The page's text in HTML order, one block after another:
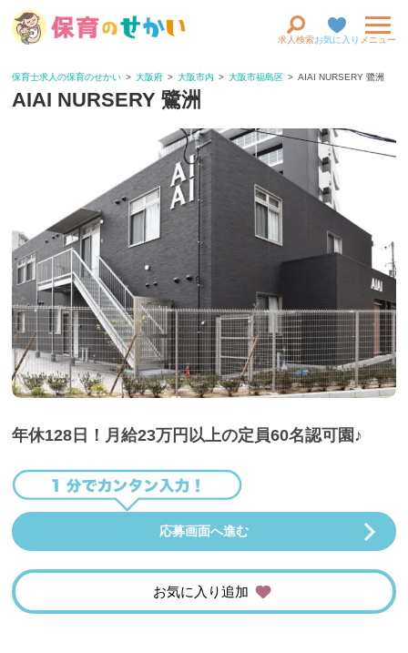
求人検索お気に入り メニュー
保育士求人の保育のせかい 大阪府 大阪市内 大阪市福島区 AIAI NURSERY 鷺洲
AIAI NURSERY 鷺洲
年休128日！月給23万円以上の定員60名認可園♪
応募画面へ進む
お気に入り追加